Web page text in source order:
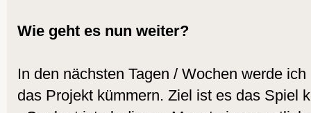
Wie geht es nun weiter?
In den nächsten Tagen / Wochen werde
das Projekt kümmern. Ziel ist es das Spiel